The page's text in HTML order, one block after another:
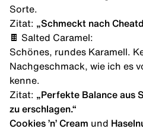
Sorte.
Zitat:
„Schmeckt nach
🍫 Salted Caramel:
Schönes, rundes Karamell.
Nachgeschmack, wie ich es
kenne.
Zitat:
„Perfekte Balance aus
zu erschlagen.“
Cookies ’n’ Cream und